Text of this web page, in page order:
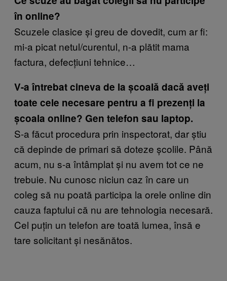
în online?
Scuzele clasice și greu de dovedit, cum ar fi:
mi-a picat netul/curentul, n-a plătit mama
factura, defecțiuni tehnice…
V-a întrebat cineva de la școală dacă aveți
toate cele necesare pentru a fi prezenți la
școala online? Gen telefon sau laptop.
S-a făcut procedura prin inspectorat, dar știu
că depinde de primari să doteze școlile. Până
acum, nu s-a întâmplat și nu avem tot ce ne
trebuie. Nu cunosc niciun caz în care un
coleg să nu poată participa la orele online din
cauza faptului că nu are tehnologia necesară.
Cel puțin un telefon are toată lumea, însă e
tare solicitant și nesănătos.